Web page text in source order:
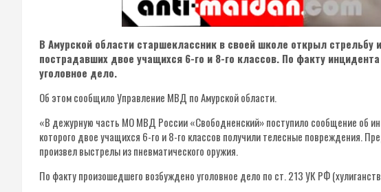
В Амурской области старшеклассник в своей школе открыл стрельбу
пострадавших двое учащихся 6-го и 8-го классов. По факту
уголовное дело.
Об этом сообщило Управление МВД по Амурской области.
«В дежурную часть МО МВД России «Свободненский» поступило сообщение об
которого двое учащихся 6-го и 8-го классов получили телесные повреждения.
произвел выстрелы из пневматического оружия.
По факту произошедшего возбуждено уголовное дело по ст. 213 УК РФ